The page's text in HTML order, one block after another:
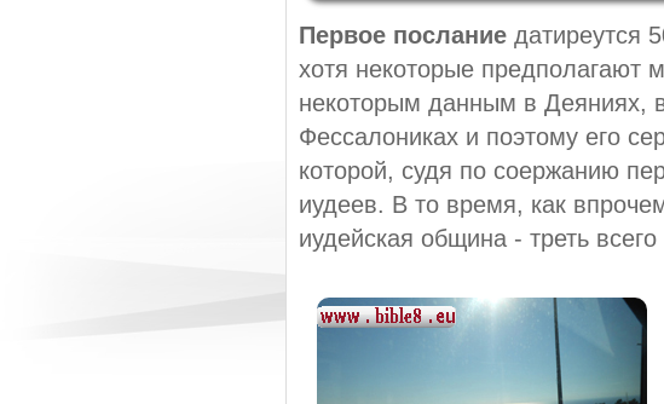
Первое посланиедатиреутся
хотя некоторые предполагают
некоторым данным в Деяниях,
Фессалониках и поэтому его
которой, судя по соержанию
иудеев. В то время, как
иудейская община - треть всего